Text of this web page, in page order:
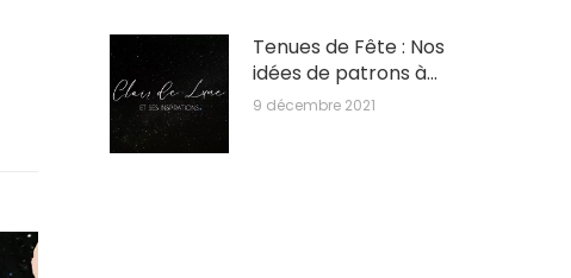
Tenues de Fête : Nos
idées de patrons à
coudre
9 décembre 2021